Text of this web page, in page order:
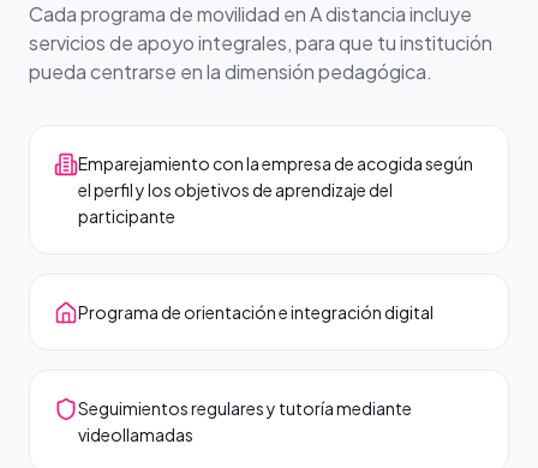
Cada programa de movilidad en A distancia incluye
servicios de apoyo integrales, para que tu institución
pueda centrarse en la dimensión pedagógica.
Emparejamiento con la empresa de acogida según
el perfil y los objetivos de aprendizaje del
participante
Programa de orientación e integración digital
Seguimientos regulares y tutoría mediante
videollamadas